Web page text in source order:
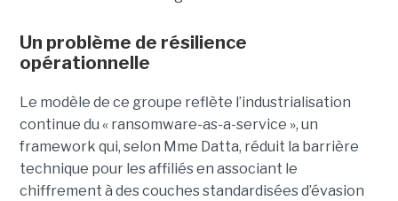
Un problème de résilience
opérationnelle
Le modèle de ce groupe reflète l’industrialisation
continue du « ransomware-as-a-service », un
framework qui, selon Mme Datta, réduit la barrière
technique pour les affiliés en associant le
chiffrement à des couches standardisées d’évasion